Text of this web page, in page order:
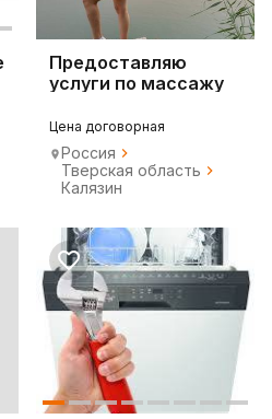
Предоставляю
услуги по массажу
Цена договорная
Россия
Тверская область
Калязин